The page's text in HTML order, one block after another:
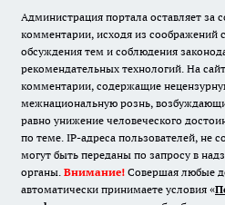
Администрация портала оставляет за
комментарии, исходя из соображений
обсуждения тем и соблюдения
рекомендательных технологий. На
комментарии, содержащие
межнациональную рознь,
равно унижение человеческого
по теме. IP-адреса пользователей, не
могут быть переданы по запросу в
органы. Внимание! Совершая любые
автоматически принимаете условия «